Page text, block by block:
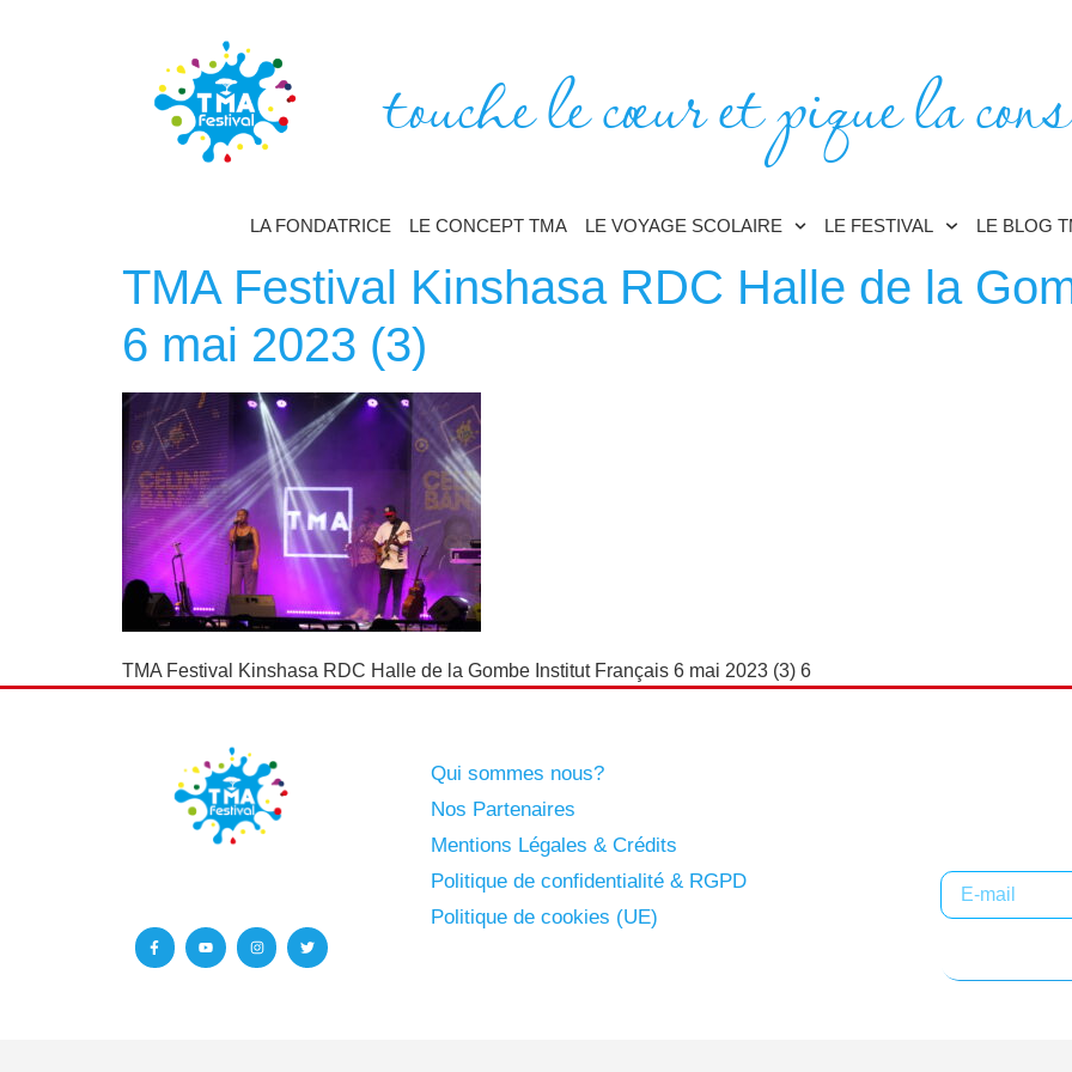
touche le cœur et pique la
LA FONDATRICE LE CONCEPT TMA LE VOYAGE SCOLAIRE LE FESTIVAL LE BLOG
TMA Festival Kinshasa RDC Halle de la
6 mai 2023 (3)
TMA Festival Kinshasa RDC Halle de la Gombe Institut Français 6 mai 2023 (3) 6
Qui sommes nous?
Nos Partenaires
Mentions Légales & Crédits
Politique de confidentialité & RGPD
Politique de cookies (UE)